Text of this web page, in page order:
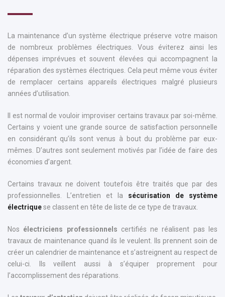
La maintenance d’un système électrique préserve votre maison
de nombreux problèmes électriques. Vous éviterez ainsi les
dépenses imprévues et souvent élevées qui accompagnent la
réparation des systèmes électriques. Cela peut même vous éviter
de remplacer certains appareils électriques malgré plusieurs
années d’utilisation.
Il est normal de vouloir improviser certains travaux par soi-même.
Certains y voient une grande source de satisfaction personnelle
en considérant qu’ils sont venus à bout du problème par eux-
mêmes. D’autres sont seulement motivés par l’idée de faire des
économies d’argent.
Certains travaux ne doivent toutefois être traités que par des
professionnelles. L’entretien et la sécurisation de système
électriquese classent en tête de liste de ce type de travaux.
Nos électriciens professionnels certifiés ne réalisent pas les
travaux de maintenance quand ils le veulent. Ils prennent soin de
créer un calendrier de maintenance et s’astreignent au respect de
celui-ci. Ils veillent aussi à s’équiper proprement pour
l’accomplissement des réparations.